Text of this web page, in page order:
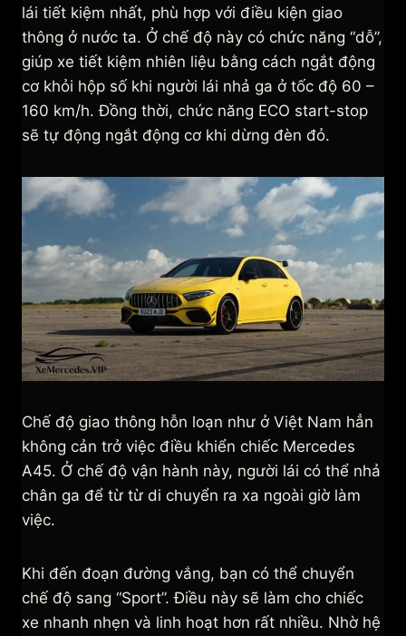
lái tiết kiệm nhất, phù hợp với điều kiện giao
thông ở nước ta. Ở chế độ này có chức năng “dỗ”,
giúp xe tiết kiệm nhiên liệu bằng cách ngắt động
cơ khỏi hộp số khi người lái nhả ga ở tốc độ 60 –
160 km/h. Đồng thời, chức năng ECO start-stop
sẽ tự động ngắt động cơ khi dừng đèn đỏ.
Chế độ giao thông hỗn loạn như ở Việt Nam hẳn
không cản trở việc điều khiển chiếc Mercedes
A45. Ở chế độ vận hành này, người lái có thể nhả
chân ga để từ từ di chuyển ra xa ngoài giờ làm
việc.
Khi đến đoạn đường vắng, bạn có thể chuyển
chế độ sang “Sport”. Điều này sẽ làm cho chiếc
xe nhanh nhẹn và linh hoạt hơn rất nhiều. Nhờ hệ